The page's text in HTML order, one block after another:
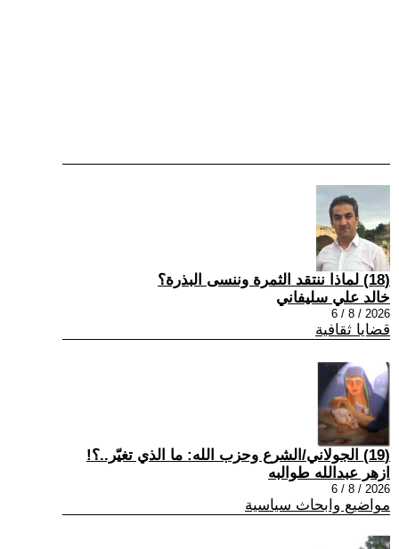
(18) لماذا ننتقد الثمرة وننسى البذرة؟
خالد علي سليفاني
2026 / 8 / 6
قضايا ثقافية
(19) الجولاني/الشرع وحزب الله: ما الذي تغيّر..؟!
ازهر عبدالله طوالبه
2026 / 8 / 6
مواضيع وابحاث سياسية